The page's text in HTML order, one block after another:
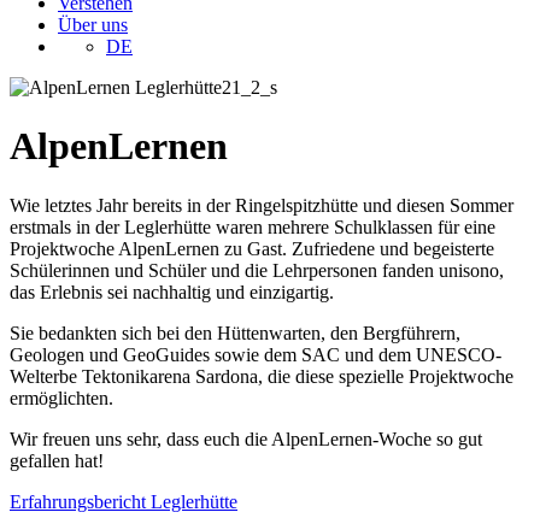
Über uns
DE
AlpenLernen
Wie letztes Jahr bereits in der Ringelspitzhütte und diesen Sommer
erstmals in der Leglerhütte waren mehrere Schulklassen für eine
Projektwoche AlpenLernen zu Gast. Zufriedene und begeisterte
Schülerinnen und Schüler und die Lehrpersonen fanden unisono,
das Erlebnis sei nachhaltig und einzigartig.
Sie bedankten sich bei den Hüttenwarten, den Bergführern,
Geologen und GeoGuides sowie dem SAC und dem UNESCO-
Welterbe Tektonikarena Sardona, die diese spezielle Projektwoche
ermöglichten.
Wir freuen uns sehr, dass euch die AlpenLernen-Woche so gut
gefallen hat!
Erfahrungsbericht Leglerhütte